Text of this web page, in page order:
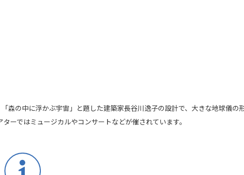
森の中に浮かぶ宇宙」と題した建築家長谷川逸子の設計で、大きな地球儀の
ーではミュージカルやコンサートなどが催されています。